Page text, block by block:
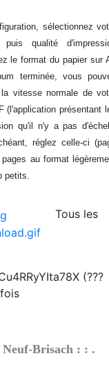
7-2
- La philatélie
7-1
- La philatélie
6
- La philatélie
5
- La philatélie
4
- La philatélie
- La philatélie
3-1
2-1
- La philatélie
1-1
- La philatélie
1
- La philatélie
sélectionnez
puis qualité
le format du papier sur
terminée, vous
vitesse normale de
(l'application présentant
qu'il n'y a pas
réglez celle-ci
au format
petits.
Tous les
(???
Brisach : : .